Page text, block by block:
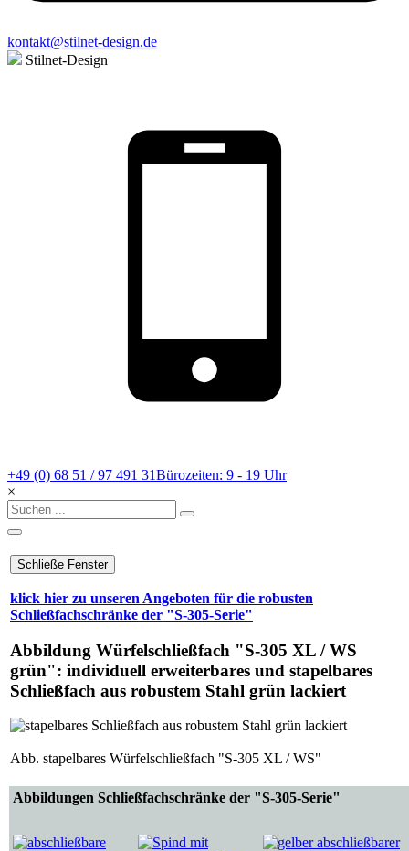
kontakt@stilnet-design.de
Stilnet-Design
+49 (0) 68 51 / 97 491 31Bürozeiten: 9 - 19 Uhr
×
klick hier zu unseren Angeboten für die robusten
Schließfachschränke der "S-305-Serie"
Abbildung Würfelschließfach "S-305 XL / WS
grün": individuell erweiterbares und stapelbares
Schließfach aus robustem Stahl grün lackiert
Abb. stapelbares Würfelschließfach "S-305 XL / WS"
Abbildungen Schließfachschränke der "S-305-Serie"